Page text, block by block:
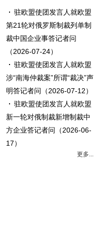
驻欧盟使团发言人就欧盟
第21轮对俄罗斯制裁列单制
裁中国企业事答记者问
（2026-07-24）
驻欧盟使团发言人就欧盟
涉“南海仲裁案”所谓“裁决”声
明答记者问 （2026-07-12）
驻欧盟使团发言人就欧盟
新一轮对俄制裁新增制裁中
方企业答记者问 （2026-06-
17）
更多...